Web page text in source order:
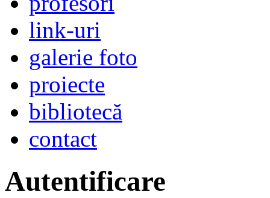
link-uri
galerie foto
proiecte
bibliotecă
contact
Autentificare